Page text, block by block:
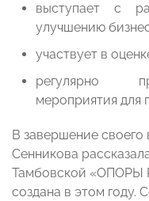
выступает с
улучшению
участвует в
регулярно
мероприятия для
В завершение
Сенникова
Тамбовской «ОПОРЫ
создана в этом году.